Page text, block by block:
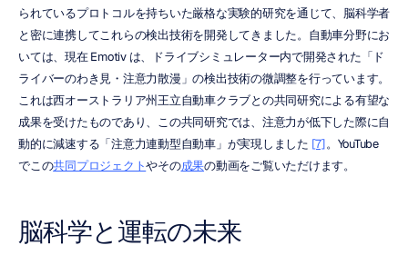
られているプロトコルを持ちいた厳格な実験的研究を通じて、脳科学者
と密に連携してこれらの検出技術を開発してきました。自動車分野にお
いては、現在 Emotiv は、ドライブシミュレーター内で開発された「ド
ライバーのわき見・注意力散漫」の検出技術の微調整を行っています。
これは西オーストラリア州王立自動車クラブとの共同研究による有望な
成果を受けたものであり、この共同研究では、注意力が低下した際に自
動的に減速する「注意力連動型自動車」が実現しました [7]。YouTube
でこの共同プロジェクトやその成果の動画をご覧いただけます。
脳科学と運転の未来